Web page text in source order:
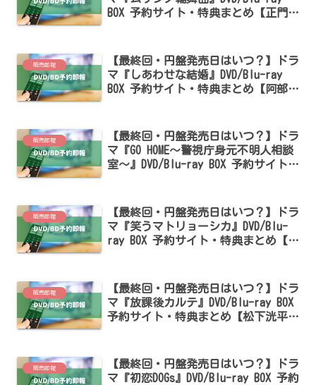
BOX 予約サイト・特典まとめ【正門良
販売即報
【最終回・円盤発売日はいつ？】ドラ
マ『しあわせな結婚』DVD/Blu-ray
BOX 予約サイト・特典まとめ【阿部サ
販売即報
【最終回・円盤発売日はいつ？】ドラ
マ『GO HOME～警視庁身元不明人相談
室～』DVD/Blu-ray BOX 予約サイト・
販売即報
【最終回・円盤発売日はいつ？】ドラ
マ『笑うマトリョーシカ』DVD/Blu-
ray BOX 予約サイト・特典まとめ【水
販売即報
【最終回・円盤発売日はいつ？】ドラ
マ『放課後カルテ』DVD/Blu-ray BOX
予約サイト・特典まとめ【松下洸平・
販売即報
【最終回・円盤発売日はいつ？】ドラ
マ『初恋DOGs』DVD/Blu-ray BOX 予約